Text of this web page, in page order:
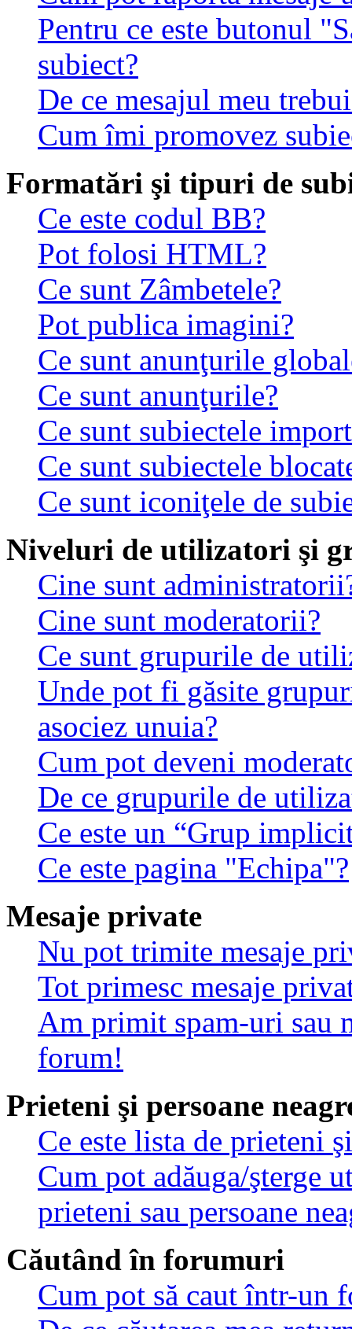
Pentru ce este butonul
subiect?
De ce mesajul meu
Cum îmi promovez
Formatări şi tipuri de
Ce este codul BB?
Pot folosi HTML?
Ce sunt Zâmbetele?
Pot publica imagini?
Ce sunt anunţurile
Ce sunt anunţurile?
Ce sunt subiectele
Ce sunt subiectele
Ce sunt iconiţele de
Niveluri de utilizatori şi
Cine sunt
Cine sunt moderatorii?
Ce sunt grupurile de
Unde pot fi găsite
asociez unuia?
Cum pot deveni
De ce grupurile de
Ce este un “Grup
Ce este pagina "Echipa"?
Mesaje private
Nu pot trimite mesaje
Tot primesc mesaje
Am primit spam-uri sau
forum!
Prieteni şi persoane
Ce este lista de prieteni
Cum pot adăuga/şterge
prieteni sau persoane
Căutând în forumuri
Cum pot să caut într-un